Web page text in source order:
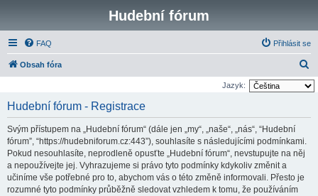
Hudební fórum
FAQ Přihlásit se
Obsah fóra
l
Jazyk:
Hudební fórum - Registrace
Svým přístupem na „Hudební fórum“ (dále jen „my“, „naše“, „nás“, “Hudební
fórum”, “https://hudebniforum.cz:443”), souhlasíte s následujícími podmínkami.
Pokud nesouhlasíte, neprodleně opusťte „Hudební fórum“, nevstupujte na něj
a nepoužívejte jej. Vyhrazujeme si právo tyto podmínky kdykoliv změnit a
učiníme vše potřebné pro to, abychom vás o této změně informovali. Přesto je
rozumné tyto podmínky průběžně sledovat vzhledem k tomu, že používáním